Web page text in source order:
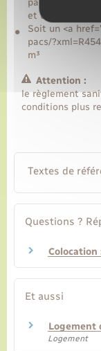
et une hauteur
Soit un <a
pacs/
m³
Attention :
le règlement
conditions plus
Textes de
Questions ?
Colocation
Et aussi
Logement
Logement